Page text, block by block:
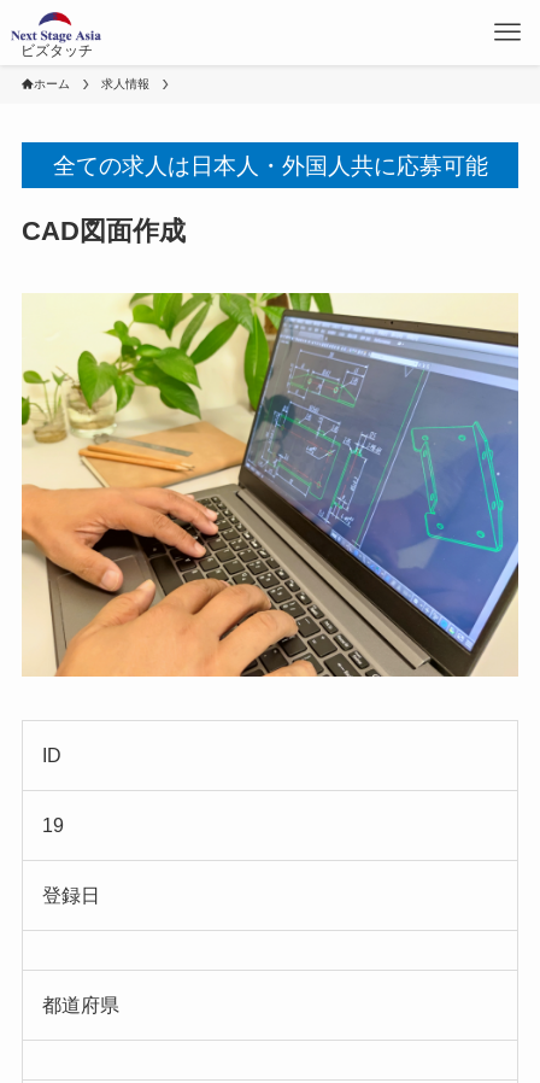
ビズタッチ
ホーム 求人情報
全ての求人は日本人・外国人共に応募可能
CAD図面作成
ID
19
登録日
都道府県